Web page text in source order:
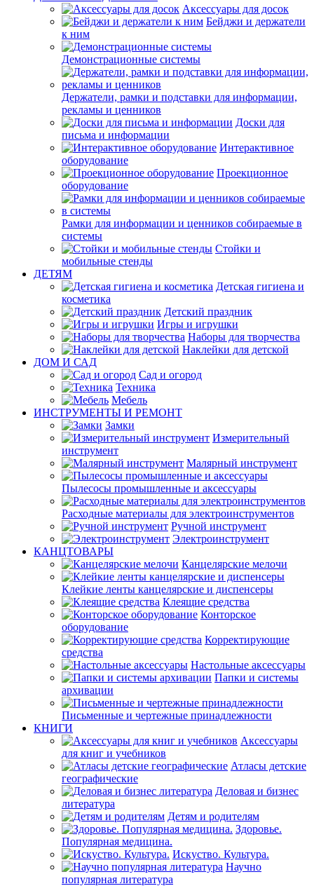
Аксессуары для досок
Бейджи и держатели
к ним
Демонстрационные системы
Держатели, рамки и подставки для информации,
рекламы и ценников
Доски для
письма и информации
Интерактивное
оборудование
Проекционное
оборудование
Рамки для информации и ценников собираемые в
системы
Стойки и
мобильные стенды
ДЕТЯМ
Детская гигиена и
косметика
Детский праздник
Игры и игрушки
Наборы для творчества
Наклейки для детской
ДОМ И САД
Сад и огород
Техника
Мебель
ИНСТРУМЕНТЫ И РЕМОНТ
Замки
Измерительный
инструмент
Малярный инструмент
Пылесосы промышленные и аксессуары
Расходные материалы для электроинструментов
Ручной инструмент
Электроинструмент
КАНЦТОВАРЫ
Канцелярские мелочи
Клейкие ленты канцелярские и диспенсеры
Клеящие средства
Конторское
оборудование
Корректирующие
средства
Настольные аксессуары
Папки и системы
архивации
Письменные и чертежные принадлежности
КНИГИ
Аксессуары
для книг и учебников
Атласы детские
географические
Деловая и бизнес
литература
Детям и родителям
Здоровье.
Популярная медицина.
Искуство. Культура.
Научно
популярная литература